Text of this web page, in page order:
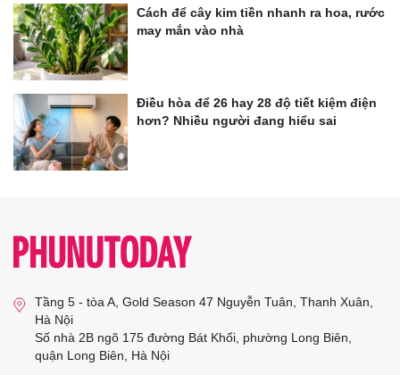
Cách để cây kim tiền nhanh ra hoa, rước
may mắn vào nhà
Điều hòa để 26 hay 28 độ tiết kiệm điện
hơn? Nhiều người đang hiểu sai
Tầng 5 - tòa A, Gold Season 47 Nguyễn Tuân, Thanh Xuân,
Hà Nội
Số nhà 2B ngõ 175 đường Bát Khối, phường Long Biên,
quận Long Biên, Hà Nội